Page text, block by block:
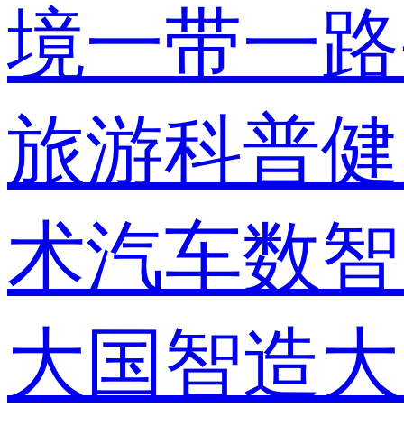
境一带一路
旅游科普
术汽车数智
大国智造